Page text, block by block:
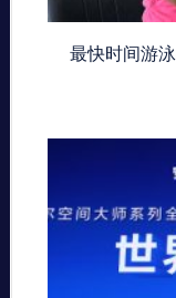
最快时间游